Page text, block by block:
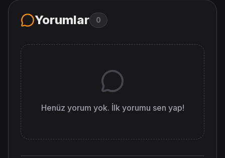
Yorumlar 0
Henüz yorum yok. İlk yorumu sen yap!